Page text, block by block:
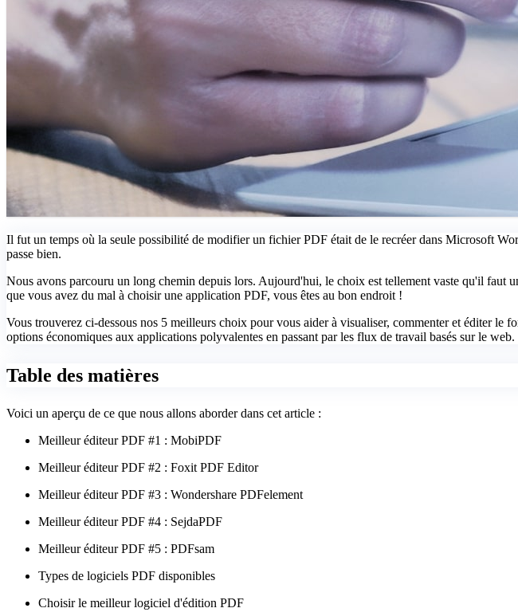
Il fut un temps où la seule possibilité de modifier un fichier PDF était de le recréer dans Microsoft
passe bien.
Nous avons parcouru un long chemin depuis lors. Aujourd'hui, le choix est tellement vaste qu'il
que vous avez du mal à choisir une application PDF, vous êtes au bon endroit !
Vous trouverez ci-dessous nos 5 meilleurs choix pour vous aider à visualiser, commenter et éditer
options économiques aux applications polyvalentes en passant par les flux de travail basés sur le web.
Table des matières
Voici un aperçu de ce que nous allons aborder dans cet article :
Meilleur éditeur PDF #1 : MobiPDF
Meilleur éditeur PDF #2 : Foxit PDF Editor
Meilleur éditeur PDF #3 : Wondershare PDFelement
Meilleur éditeur PDF #4 : SejdaPDF
Meilleur éditeur PDF #5 : PDFsam
Types de logiciels PDF disponibles
Choisir le meilleur logiciel d'édition PDF